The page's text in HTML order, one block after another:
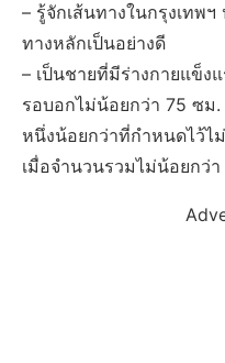
– รู้จักเส้นทางในกรุงเทพ
ทางหลักเป็นอย่างดี
– เป็นชายที่มีร่างกายแข็ง
รอบอกไม่น้อยกว่า 75 ซ
หนึ่งน้อยกว่าที่กำหนดไว้ไ
เมื่อจำนวนรวมไม่น้อยกว่